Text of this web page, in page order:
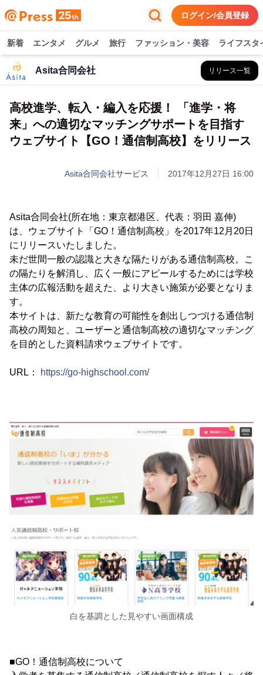
ログイン/会員登録
新着 エンタメ グルメ 旅行 ファッション・美容 ライフスタ
Asita合同会社 リリース一覧
高校進学、転入・編入を応援！ 「進学・将
来」への適切なマッチングサポートを目指す
ウェブサイト【GO！通信制高校】をリリース
Asita合同会社サービス 2017年12月27日 16:00
Asita合同会社(所在地：東京都港区、代表：羽田 嘉伸)
は、ウェブサイト「GO！通信制高校」を2017年12月20日
にリリースいたしました。
未だ世間一般の認識と大きな隔たりがある通信制高校。こ
の隔たりを解消し、広く一般にアピールするためには学校
主体の広報活動を超えた、より大きい施策が必要となりま
す。
本サイトは、新たな教育の可能性を創出しつづける通信制
高校の周知と、ユーザーと通信制高校の適切なマッチング
を目的とした資料請求ウェブサイトです。
URL： https://go-highschool.com/
白を基調とした見やすい画面構成
■GO！通信制高校について